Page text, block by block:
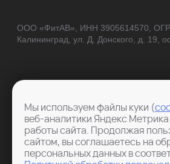
Мы используем файлы куки (
веб-аналитики Яндекс
работы сайта. Продолжая
сайтом, вы соглашаетесь на
персональных данных в
ООО «ФитАВ», ИНН 3905614570,
Калининград, ул. Д. Донского, д. 19,